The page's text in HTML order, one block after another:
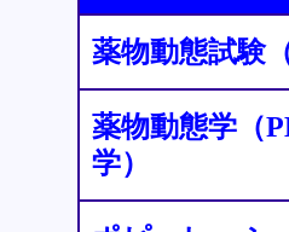
薬物動態試験
薬物動態学（
学）